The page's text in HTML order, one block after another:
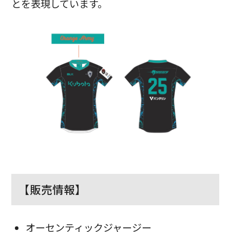
とを表現しています。
【販売情報】
オーセンティックジャージー